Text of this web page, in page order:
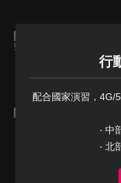
行
配合國家演習，4G/
‧ 中
‧ 北